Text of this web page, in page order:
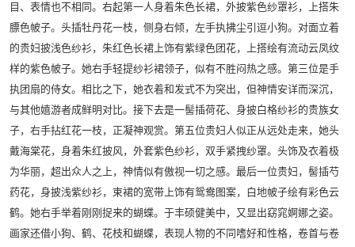
目、表情也不相同。右起第一人身着朱色长裙，外披紫色纱罩衫，上搭朱
膘色帔子。头插牡丹花一枝，侧身右倾，左手执拂尘引逗小狗。对面立着
的贵妇披浅色纱衫，朱红色长裙上饰有紫绿色团花，上搭绘有流动云凤纹
样的紫色帔子。她右手轻提纱衫裙领子，似有不胜闷热之感。第三位是手
执团扇的侍女。相比之下，她衣着和发式不为突出，但神情安详而深沉，
与其他嬉游者成鲜明对比。接下去是一髻插荷花、身披白格纱衫的贵族女
子，右手拈红花一枝，正凝神观赏。第五位贵妇人似正从远处走来，她头
戴海棠花，身着朱红披风，外套紫色纱衫，双手紧拽纱罩。头饰及衣着极
为华丽，超出众人之上，神情似有傲视一切之感。最后一位贵妇，髻插芍
药花，身披浅紫纱衫，束裙的宽带上饰有鸳鸯图案，白地帔子绘有彩色云
鹤。她右手举着刚刚捉来的蝴蝶。于丰硕健美中，又显出窈窕婀娜之姿。
画家还借小狗、鹤、花枝和蝴蝶，表现人物的不同嗜好和性格，卷首与卷